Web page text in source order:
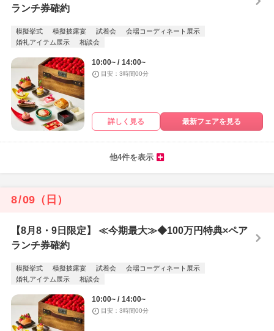
ランチ券確約
模擬挙式 模擬披露宴 試着会
会場コーディネート展示
婚礼アイテム展示
相談会
10:00~ 14:00~
目安：3時間00分
詳しく見る 最新フェアを見る
他4件を表示
8/09 （日）
【8月8・9日限定】 ≪今期最大≫◆100万円特典×ペア
ランチ券確約
模擬挙式 模擬披露宴 試着会
会場コーディネート展示
婚礼アイテム展示
相談会
10:00~ 14:00~
目安：3時間00分